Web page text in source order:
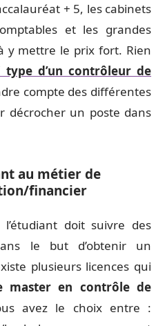
+ 5, les cabinets
et les grandes
y mettre le prix fort. Rien
type d’un contrôleur de
compte des différentes
décrocher un poste dans
au métier de
financier
doit suivre des
le but d’obtenir un
plusieurs licences qui
master en contrôle de
avez le choix entre :